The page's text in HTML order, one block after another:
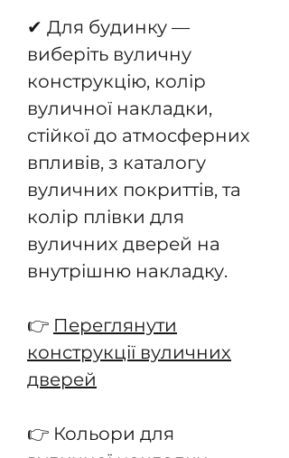
✔ Для будинку —
виберіть вуличну
конструкцію, колір
вуличної накладки,
стійкої до атмосферних
впливів, з каталогу
вуличних покриттів, та
колір плівки для
вуличних дверей на
внутрішню накладку.
👉 Переглянути
конструкції вуличних
дверей
👉 Кольори для